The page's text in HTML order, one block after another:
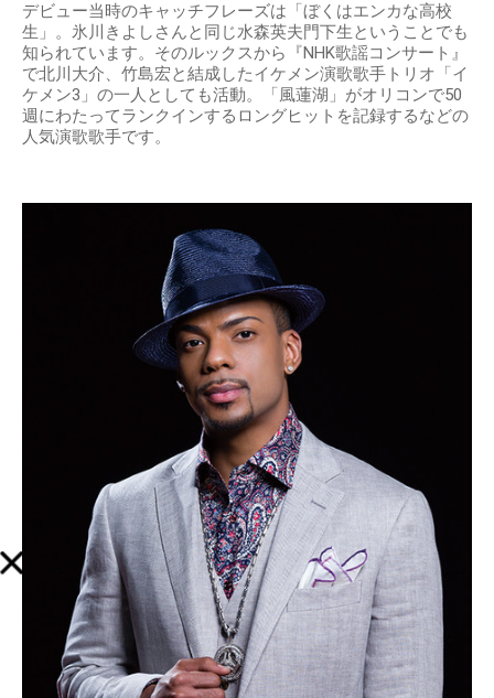
デビュー当時のキャッチフレーズは「ぼくはエンカな高校
生」。氷川きよしさんと同じ水森英夫門下生ということでも
知られています。そのルックスから『NHK歌謡コンサート』
で北川大介、竹島宏と結成したイケメン演歌歌手トリオ「イ
ケメン3」の一人としても活動。「風蓮湖」がオリコンで50
週にわたってランクインするロングヒットを記録するなどの
人気演歌歌手です。